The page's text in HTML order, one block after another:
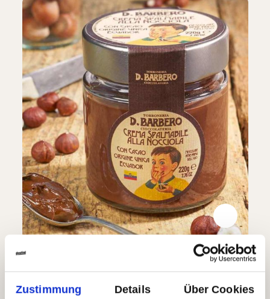
Zustimmung Details Über Cookies
Gianduia Haselnusscreme aus 50%
Piemont Haselnüssen IGP